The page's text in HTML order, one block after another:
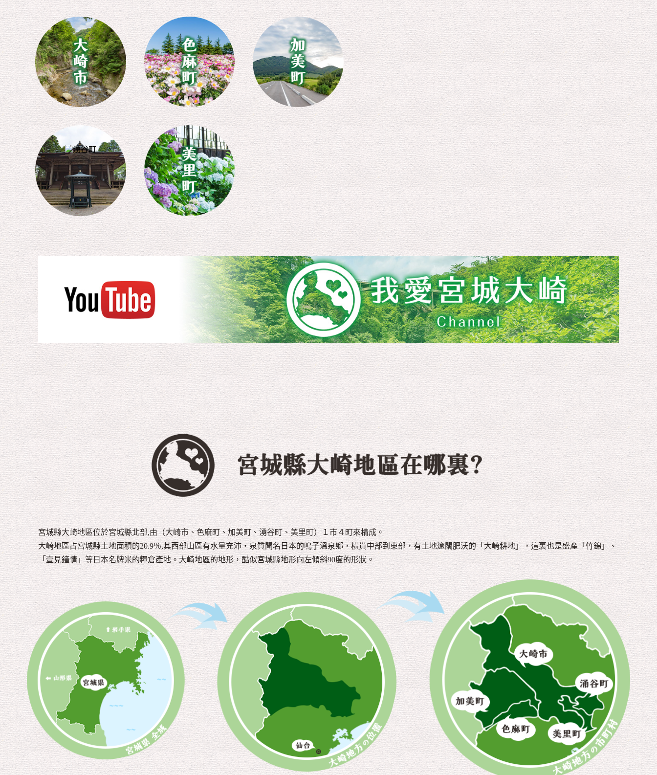
宮城縣大崎地區在哪裏？
宮城縣大崎地區位於宮城縣北部,由（大崎市、色麻町、加美町、湧谷町、美里町）１市４町來構成。
大崎地區占宮城縣土地面積的20.9％,其西部山區有水量充沛・泉質聞名日本的鳴子溫泉鄉，橫貫中部到東部，有土地遼闊肥沃的「大崎耕地」，這裏也是盛產「竹錦」、
「壹見鐘情」等日本名牌米的糧倉產地。大崎地區的地形，酷似宮城縣地形向左傾斜90度的形狀。